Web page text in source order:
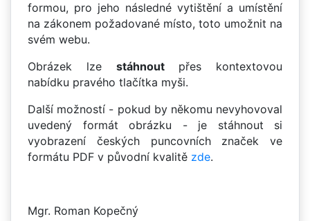
formou, pro jeho následné vytištění a umístění
na zákonem požadované místo, toto umožnit na
svém webu.
Obrázek lze stáhnout přes kontextovou
nabídku pravého tlačítka myši.
Další možností - pokud by někomu nevyhovoval
uvedený formát obrázku - je stáhnout si
vyobrazení českých puncovních značek ve
formátu PDF v původní kvalitě zde.
Mgr. Roman Kopečný